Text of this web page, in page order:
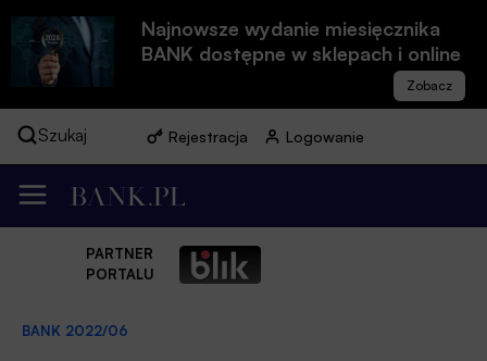
Najnowsze wydanie miesięcznika
BANK dostępne w sklepach i online
Szukaj Rejestracja Logowanie
PARTNER
PORTALU
BANK 2022/06